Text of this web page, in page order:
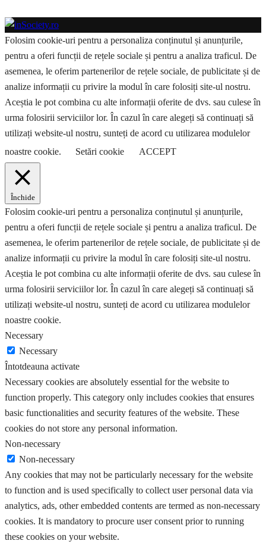
Folosim cookie-uri pentru a personaliza conținutul și anunțurile,
pentru a oferi funcții de rețele sociale și pentru a analiza traficul. De
asemenea, le oferim partenerilor de rețele sociale, de publicitate și de
analize informații cu privire la modul în care folosiți site-ul nostru.
Aceștia le pot combina cu alte informații oferite de dvs. sau culese în
urma folosirii serviciilor lor. În cazul în care alegeți să continuați să
utilizați website-ul nostru, sunteți de acord cu utilizarea modulelor
noastre cookie.
Setări cookie ACCEPT
Închide
Folosim cookie-uri pentru a personaliza conținutul și anunțurile,
pentru a oferi funcții de rețele sociale și pentru a analiza traficul. De
asemenea, le oferim partenerilor de rețele sociale, de publicitate și de
analize informații cu privire la modul în care folosiți site-ul nostru.
Aceștia le pot combina cu alte informații oferite de dvs. sau culese în
urma folosirii serviciilor lor. În cazul în care alegeți să continuați să
utilizați website-ul nostru, sunteți de acord cu utilizarea modulelor
noastre cookie.
Necessary
Necessary
Întotdeauna activate
Necessary cookies are absolutely essential for the website to
function properly. This category only includes cookies that ensures
basic functionalities and security features of the website. These
cookies do not store any personal information.
Non-necessary
Non-necessary
Any cookies that may not be particularly necessary for the website
to function and is used specifically to collect user personal data via
analytics, ads, other embedded contents are termed as non-necessary
cookies. It is mandatory to procure user consent prior to running
these cookies on your website.